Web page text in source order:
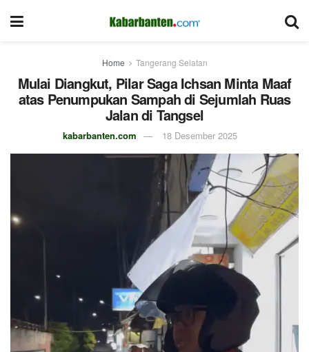
Home Tangerang Selatan
Mulai Diangkut, Pilar Saga Ichsan Minta Maaf
atas Penumpukan Sampah di Sejumlah Ruas
Jalan di Tangsel
kabarbanten.com 18 Desember 2025